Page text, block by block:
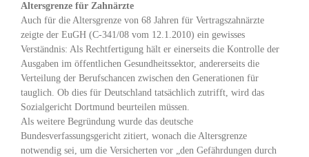
Altersgrenze für Zahnärzte
Auch für die Altersgrenze von 68 Jahren für Vertragszahnärzte
zeigte der EuGH (C-341/08 vom 12.1.2010) ein gewisses
Verständnis: Als Rechtfertigung hält er einerseits die Kontrolle der
Ausgaben im öffentlichen Gesundheitssektor, andererseits die
Verteilung der Berufschancen zwischen den Generationen für
tauglich. Ob dies für Deutschland tatsächlich zutrifft, wird das
Sozialgericht Dortmund beurteilen müssen.
Als weitere Begründung wurde das deutsche
Bundesverfassungsgericht zitiert, wonach die Altersgrenze
notwendig sei, um die Versicherten vor „den Gefährdungen durch